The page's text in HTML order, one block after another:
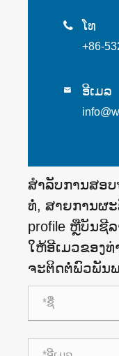
 ໂທ
+86-
 ອີເມລ
ສໍາ​ລັບ​ການ​ສອ
ທໍ່​, ສາຍ​ການ​ຜ
profile ຫຼື​ບັນ​ຊີ​
ໃຫ້​ອີ​ເມວ​ຂອງ​ທ່
ຈະ​ຕິດ​ຕໍ່​ພົວ​ພັນ​